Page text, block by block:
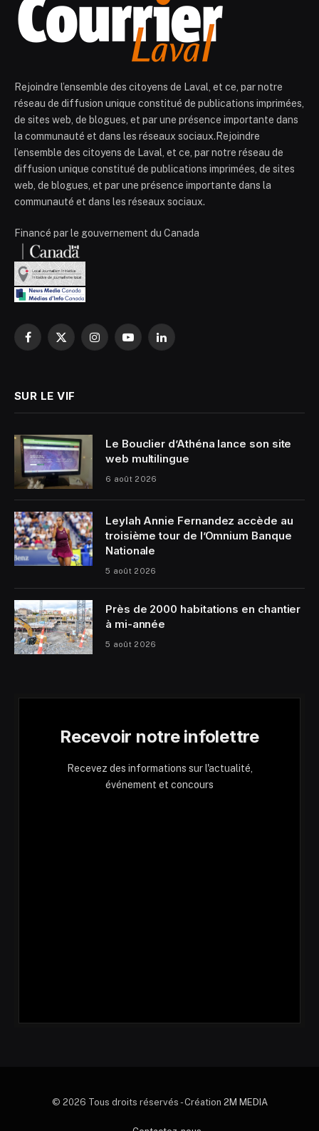
Rejoindre l’ensemble des citoyens de Laval, et ce, par notre
réseau de diffusion unique constitué de publications imprimées,
de sites web, de blogues, et par une présence importante dans
la communauté et dans les réseaux sociaux.Rejoindre
l’ensemble des citoyens de Laval, et ce, par notre réseau de
diffusion unique constitué de publications imprimées, de sites
web, de blogues, et par une présence importante dans la
communauté et dans les réseaux sociaux.
Financé par le gouvernement du Canada
Facebook
X
InstagramYouTubeLinkedIn
SUR LE VIF
Le Bouclier d’Athéna lance son site
web multilingue
6 août 2026
Leylah Annie Fernandez accède au
troisième tour de l’Omnium Banque
Nationale
5 août 2026
Près de 2000 habitations en chantier
à mi-année
5 août 2026
Recevoir notre infolettre
Recevez des informations sur l'actualité,
événement et concours
© 2026 Tous droits réservés - Création 2M MEDIA